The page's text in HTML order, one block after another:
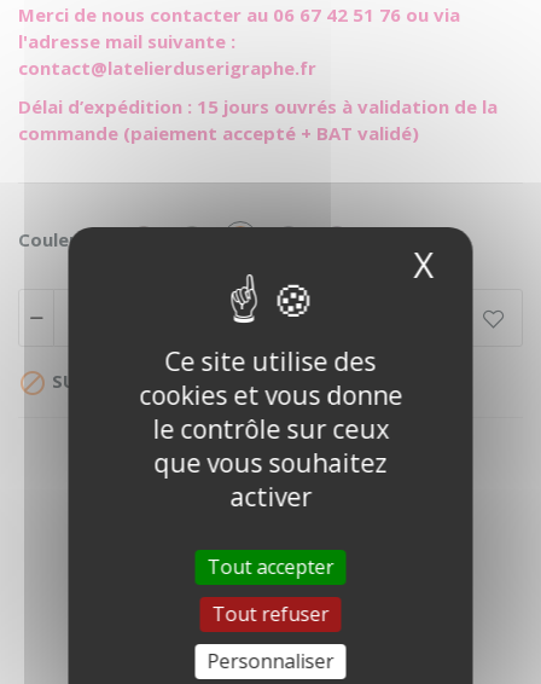
Ce site utilise des
cookies et vous donne
le contrôle sur ceux
que vous souhaitez
activer
Tout accepter
Tout refuser
Personnaliser
X
Merci de nous contacter au 06 67 42 51 76 ou via
l'adresse mail suivante :
contact@latelierduserigraphe.fr
Délai d’expédition : 15 jours ouvrés à validation de la
commande (paiement accepté + BAT validé)
Couleurs : RougeVert OrangeMarineFUSCHIA
Ajouter au panier
 SUR DEVIS
DESCRIPTION
DÉTAILS DU PRODUIT